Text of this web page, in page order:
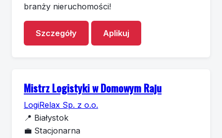
branży nieruchomości!
Szczegóły Aplikuj
Mistrz Logistyki w Domowym Raju
LogiRelax Sp. z o.o.
📍 Białystok
💼 Stacjonarna